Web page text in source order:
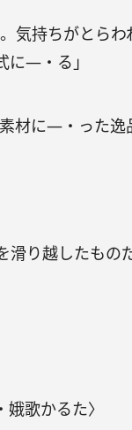
気持ちがとらわ
に―・る」
材に―・った逸
滑り越したもの
歌かるた〉